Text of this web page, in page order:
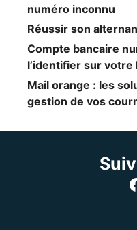
numéro inconnu
Réussir son
Compte bancaire
l’identifier sur votre
Mail orange : les
gestion de vos